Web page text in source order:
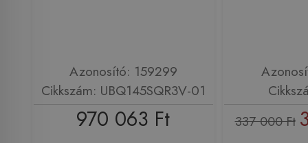
Azonosító: 159299
Cikkszám: UBQ145SQR3V-01
970 063 Ft 337 000 Ft